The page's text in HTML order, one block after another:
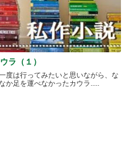
ラ（１）
度は行ってみたいと思いながら、な
か足を運べなかったカウラ.....